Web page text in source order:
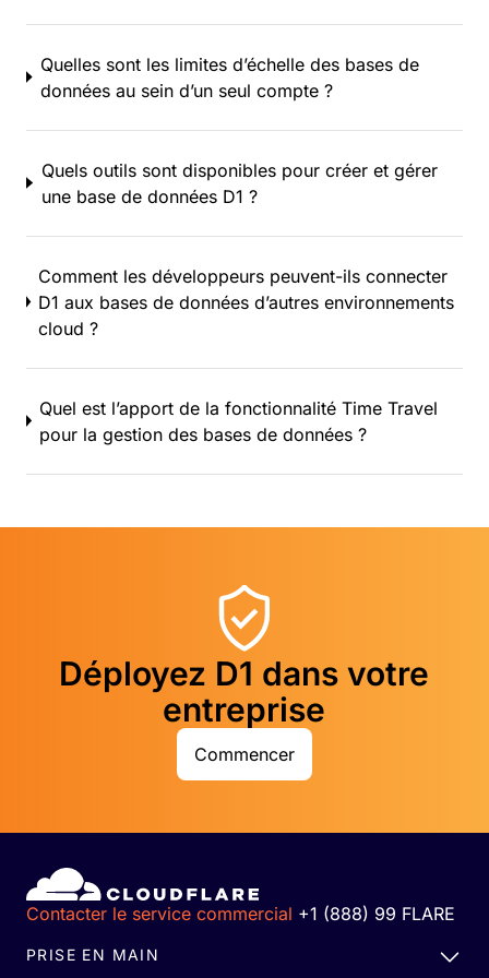
Quelles sont les limites d’échelle des bases de
données au sein d’un seul compte ?
Quels outils sont disponibles pour créer et gérer
une base de données D1 ?
Comment les développeurs peuvent-ils connecter
D1 aux bases de données d’autres environnements
cloud ?
Quel est l’apport de la fonctionnalité Time Travel
pour la gestion des bases de données ?
Déployez D1 dans votre
entreprise
Commencer
Contacter le service commercial +1 (888) 99 FLARE
PRISE EN MAIN